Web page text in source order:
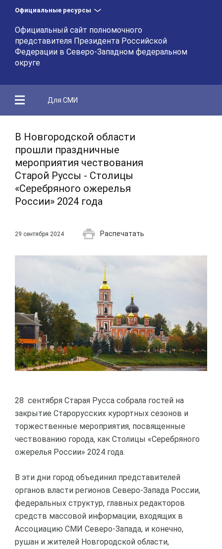
Официальные ресурсы
Официальный сайт полномочного
представителя Президента Российской
Федерации в Северо-Западном федеральном
округе
Для СМИ
В Новгородской области
прошли праздничные
мероприятия чествования
Старой Руссы - Столицы
«Серебряного ожерелья
России» 2024 года
29 сентября 2024 Распечатать
28 сентября Старая Русса собрала гостей на
закрытие Старорусских курортных сезонов и
торжественные мероприятия, посвященные
чествованию города, как Столицы «Серебряного
ожерелья России» 2024 года.
В эти дни город объединил представителей
органов власти регионов Северо-Запада России,
федеральных структур, главных редакторов
средств массовой информации, входящих в
Ассоциацию СМИ Северо-Запада, и конечно,
рушан и жителей Новгородской области,